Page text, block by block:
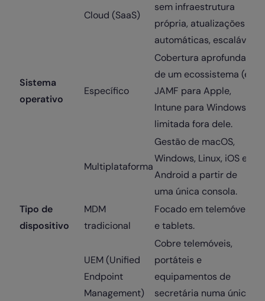
Cloud (SaaS)
sem infraestrutura
própria, atualizações
automáticas, escalável.
Sistema
operativo
Específico
Cobertura aprofundada
de um ecossistema (ex.
JAMF para Apple,
Intune para Windows),
limitada fora dele.
Multiplataforma
Gestão de macOS,
Windows, Linux, iOS e
Android a partir de
uma única consola.
Tipo de
dispositivo
MDM
tradicional
Focado em telemóveis
e tablets.
UEM (Unified
Endpoint
Management)
Cobre telemóveis,
portáteis e
equipamentos de
secretária numa única